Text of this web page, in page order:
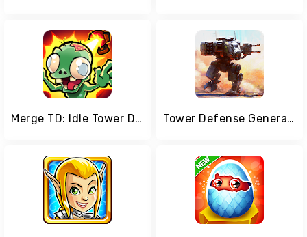
Merge TD: Idle Tower Defense Tower Defense Generals TD